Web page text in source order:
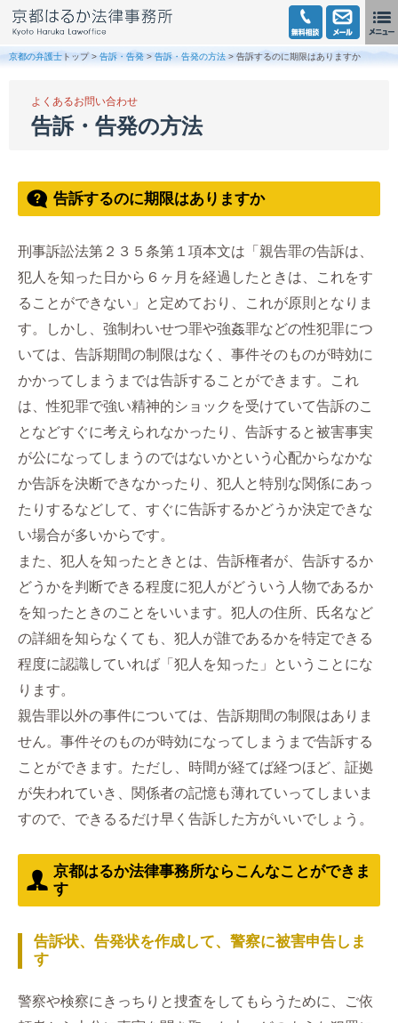
京都の弁護士 トップ > 告訴・告発 > 告訴・告発の方法 > 告訴するのに期限はありますか
よくあるお問い合わせ
告訴・告発の方法
告訴するのに期限はありますか
刑事訴訟法第２３５条第１項本文は「親告罪の告訴は、
犯人を知った日から６ヶ月を経過したときは、これをす
ることができない」と定めており、これが原則となりま
す。しかし、強制わいせつ罪や強姦罪などの性犯罪につ
いては、告訴期間の制限はなく、事件そのものが時効に
かかってしまうまでは告訴することができます。これ
は、性犯罪で強い精神的ショックを受けていて告訴のこ
となどすぐに考えられなかったり、告訴すると被害事実
が公になってしまうのではないかという心配からなかな
か告訴を決断できなかったり、犯人と特別な関係にあっ
たりするなどして、すぐに告訴するかどうか決定できな
い場合が多いからです。
また、犯人を知ったときとは、告訴権者が、告訴するか
どうかを判断できる程度に犯人がどういう人物であるか
を知ったときのことをいいます。犯人の住所、氏名など
の詳細を知らなくても、犯人が誰であるかを特定できる
程度に認識していれば「犯人を知った」ということにな
ります。
親告罪以外の事件については、告訴期間の制限はありま
せん。事件そのものが時効になってしまうまで告訴する
ことができます。ただし、時間が経てば経つほど、証拠
が失われていき、関係者の記憶も薄れていってしまいま
すので、できるるだけ早く告訴した方がいいでしょう。
京都はるか法律事務所ならこんなことができま
す
告訴状、告発状を作成して、警察に被害申告しま
す
警察や検察にきっちりと捜査をしてもらうために、ご依